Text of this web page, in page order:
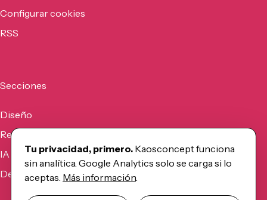
Configurar cookies
RSS
Secciones
Diseño
Recursos
IA
Desarrollo
Tu privacidad, primero. Kaosconcept funciona
sin analítica. Google Analytics solo se carga si lo
aceptas. Más información.